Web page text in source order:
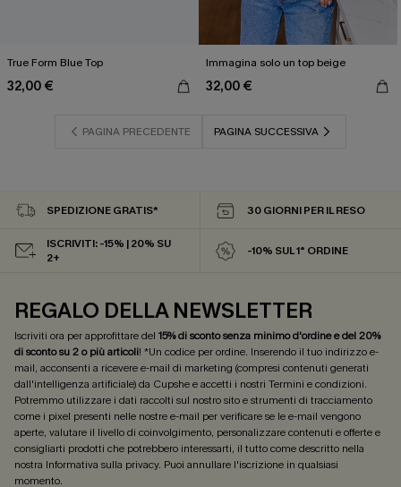
True Form Blue Top
32,00 €
Immagina solo un top beige
32,00 €
PAGINA PRECEDENTE PAGINA SUCCESSIVA
SPEDIZIONE GRATIS* 30 GIORNI PER IL RESO
ISCRIVITI: -15% | 20% SU
2+
-10% SUL 1° ORDINE
REGALO DELLA NEWSLETTER
Iscriviti ora per approfittare del 15% di sconto senza minimo d'ordine e del 20%
di sconto su 2 o più articoli! *Un codice per ordine. Inserendo il tuo indirizzo e-
mail, acconsenti a ricevere e-mail di marketing (compresi contenuti generati
dall'intelligenza artificiale) da Cupshe e accetti i nostri Termini e condizioni.
Potremmo utilizzare i dati raccolti sul nostro sito e strumenti di tracciamento
come i pixel presenti nelle nostre e-mail per verificare se le e-mail vengono
aperte, valutare il livello di coinvolgimento, personalizzare contenuti e offerte e
consigliarti prodotti che potrebbero interessarti, il tutto come descritto nella
nostra Informativa sulla privacy. Puoi annullare l'iscrizione in qualsiasi
momento.